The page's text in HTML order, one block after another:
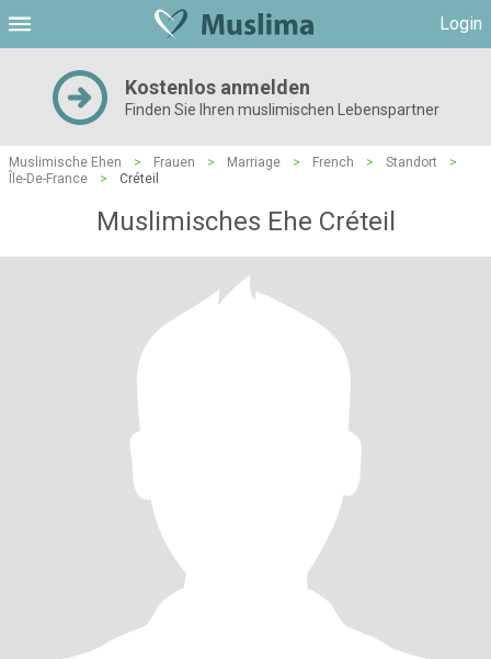
Login
Kostenlos anmelden
Finden Sie Ihren muslimischen Lebenspartner
Muslimische Ehen > Frauen > Marriage > French > Standort
>
Île-De-France
> Créteil
Muslimisches Ehe Créteil